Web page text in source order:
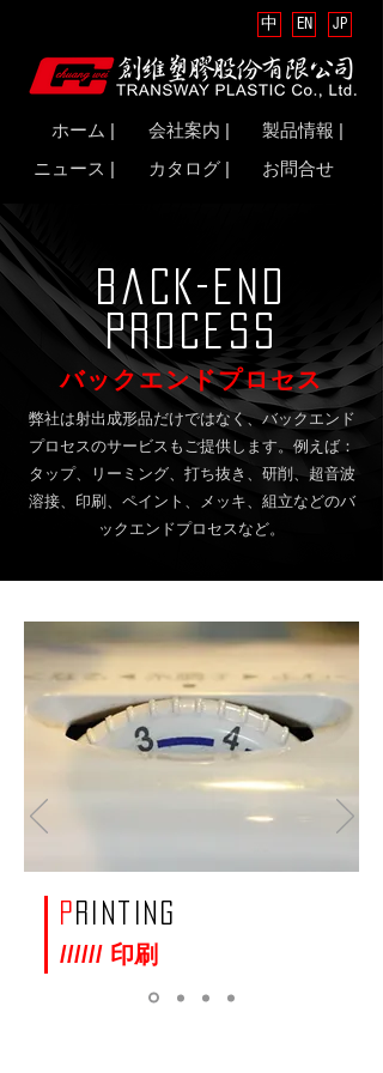
Back-end
process
バックエンドプロセス
弊社は射出成形品だけではなく、バックエンド
プロセスのサービスもご提供します。例えば：
タップ、リーミング、打ち抜き、研削、超音波
溶接、印刷、ペイント、メッキ、組立などのバ
ックエンドプロセスなど。
P rinting
////// 印刷
ホーム | 会社案内 |
製品情報 |
ニュース |
カタログ | お問合せ
中 EN JP